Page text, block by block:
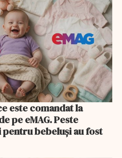
este comandat la
pe eMAG. Peste
bebeluși au fost